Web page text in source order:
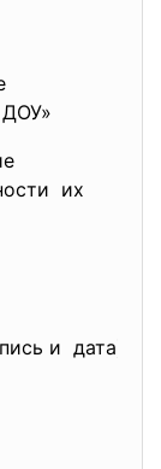
ДОУ»
их
и дата)